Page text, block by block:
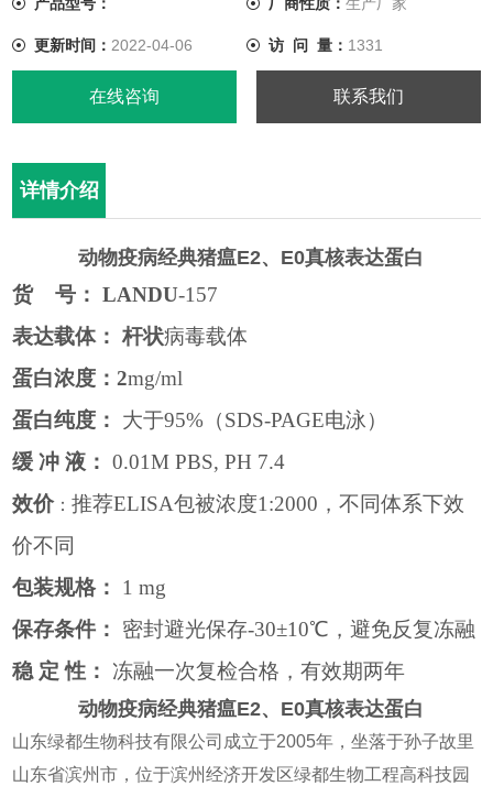
更新时间： 2022-04-06 访 问 量： 1331
在线咨询 联系我们
详情介绍
动物疫病经典猪瘟E2、E0真核表达蛋白
货 号： LANDU-157
表达载体： 杆状病毒载体
蛋白浓度：2mg/ml
蛋白纯度： 大于95% （SDS-PAGE电泳）
缓 冲 液： 0.01M PBS, PH 7.4
效价：推荐ELISA包被浓度1:2000 ，不同体系下效
价不同
包装规格： 1 mg
保存条件： 密封避光保存-30±10℃，避免反复冻融
稳 定 性： 冻融一次复检合格，有效期两年
动物疫病经典猪瘟E2、E0真核表达蛋白
山东绿都生物科技有限公司成立于2005年，坐落于孙子故里
山东省滨州市，位于滨州经济开发区绿都生物工程高科技园